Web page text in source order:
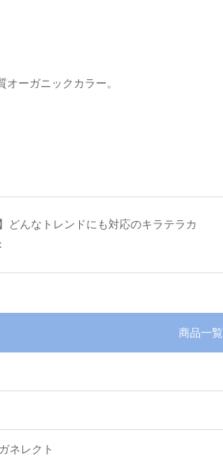
ーガニックカラー。
どんなトレンドにも対応のキラテラカ
商品一覧
ネレクト